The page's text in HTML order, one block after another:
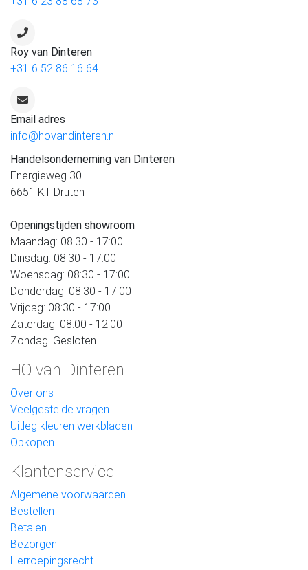
Roy van Dinteren
+31 6 52 86 16 64
Email adres
info@hovandinteren.nl
Handelsonderneming van Dinteren
Energieweg 30
6651 KT Druten
Openingstijden showroom
Maandag: 08:30 - 17:00
Dinsdag: 08:30 - 17:00
Woensdag: 08:30 - 17:00
Donderdag: 08:30 - 17:00
Vrijdag: 08:30 - 17:00
Zaterdag: 08:00 - 12:00
Zondag: Gesloten
HO van Dinteren
Over ons
Veelgestelde vragen
Uitleg kleuren werkbladen
Opkopen
Klantenservice
Algemene voorwaarden
Bestellen
Betalen
Bezorgen
Herroepingsrecht